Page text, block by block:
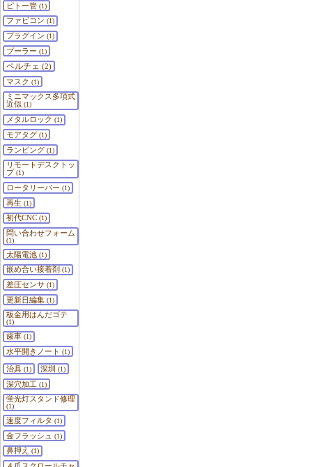
ピトー管(1)
ファビコン (1)
プラグイン (1)
プーラー (1)
ペルチェ (2)
マスク (1)
ミニマックス多項式
近似(1)
メタルロック (1)
モアタグ(1)
ランピング(1)
リモートデスクトッ
プ(1)
ロータリーバー (1)
再生 (1)
初代CNC(1)
問い合わせフォーム
(1)
太陽電池(1)
嵌め合い接着剤 (1)
差圧センサ(1)
更新日編集(1)
板金用はんだゴテ
(1)
歯車(1)
水平開きノート (1)
治具(1) 深圳 (1)
深穴加工 (1)
蛍光灯スタンド修理
(1)
速度フィルタ (1)
金フラッシュ (1)
鼻押え (1)